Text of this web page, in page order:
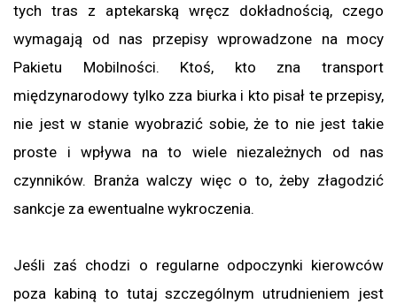
tych tras z aptekarską wręcz dokładnością, czego
wymagają od nas przepisy wprowadzone na mocy
Pakietu Mobilności. Ktoś, kto zna transport
międzynarodowy tylko zza biurka i kto pisał te przepisy,
nie jest w stanie wyobrazić sobie, że to nie jest takie
proste i wpływa na to wiele niezależnych od nas
czynników. Branża walczy więc o to, żeby złagodzić
sankcje za ewentualne wykroczenia.
Jeśli zaś chodzi o regularne odpoczynki kierowców
poza kabiną to tutaj szczególnym utrudnieniem jest